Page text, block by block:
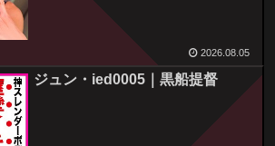
2026.08.05
ジュン・ied0005｜黒船提督